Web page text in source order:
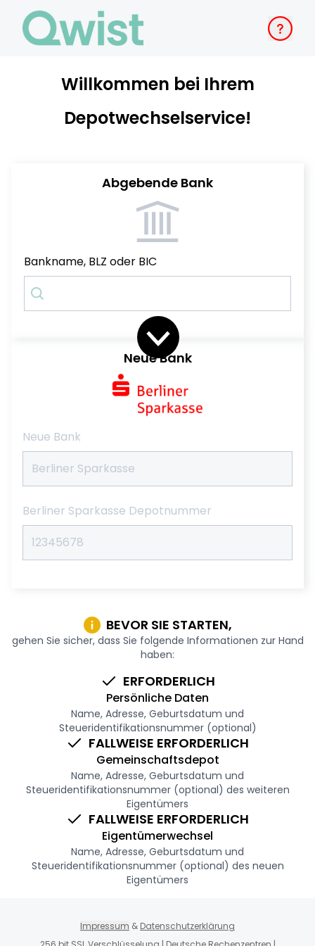
Willkommen bei Ihrem
Depotwechselservice!
Abgebende Bank
Bankname, BLZ oder BIC
Neue Bank
Neue Bank
Berliner Sparkasse Depotnummer
BEVOR SIE STARTEN,
gehen Sie sicher, dass Sie folgende Informationen zur Hand
haben:
ERFORDERLICH
Persönliche Daten
Name, Adresse, Geburtsdatum und
Steueridentifikationsnummer (optional)
FALLWEISE ERFORDERLICH
Gemeinschaftsdepot
Name, Adresse, Geburtsdatum und
Steueridentifikationsnummer (optional) des weiteren
Eigentümers
FALLWEISE ERFORDERLICH
Eigentümerwechsel
Name, Adresse, Geburtsdatum und
Steueridentifikationsnummer (optional) des neuen
Eigentümers
Impressum & Datenschutzerklärung